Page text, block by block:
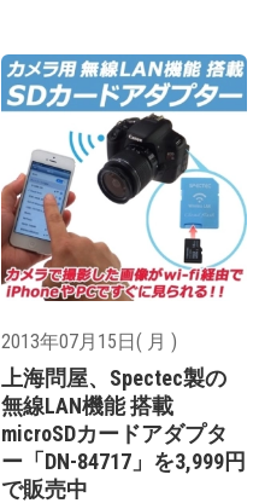
2013年07月15日( 月 )
上海問屋、Spectec製の
無線LAN機能 搭載
microSDカードアダプタ
ー「DN-84717」を3,999円
で販売中